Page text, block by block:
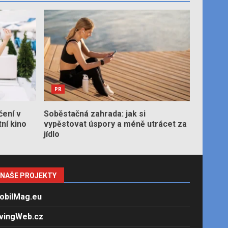
v
kino
PR
Soběstačná zahrada: jak si
vypěstovat úspory a méně utrácet za
jídlo
NAŠE PROJEKTY